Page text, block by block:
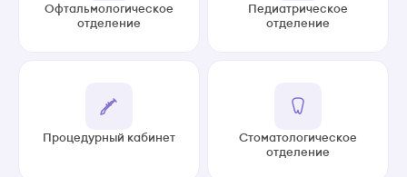
Офтальмологическое
отделение
Педиатрическое
отделение
Процедурный кабинет
Стоматологическое
отделение